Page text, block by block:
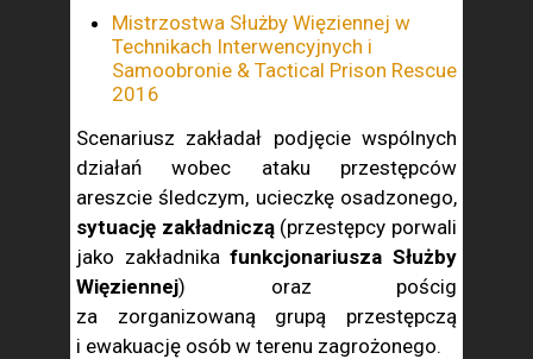
Mistrzostwa Służby Więziennej w
Technikach Interwencyjnych i
Samoobronie & Tactical Prison Rescue
2016
Scenariusz zakładał podjęcie wspólnych
działań wobec ataku przestępców
areszcie śledczym, ucieczkę osadzonego,
sytuację zakładniczą(przestępcy porwali
jako zakładnikafunkcjonariusza Służby
Więziennej) oraz pościg
za zorganizowaną grupą przestępczą
i ewakuację osób w terenu zagrożonego.